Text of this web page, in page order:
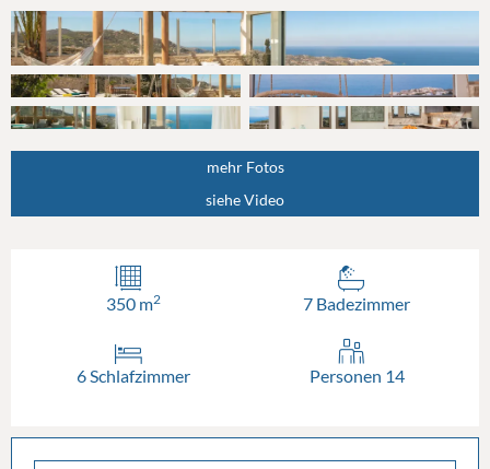
mehr Fotos
siehe Video
350 m2 7 Badezimmer
6 Schlafzimmer Personen 14